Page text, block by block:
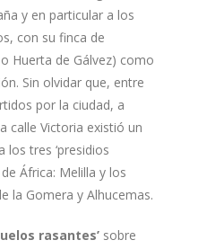
y en particular a los
con su finca de
Huerta de Gálvez) como
Sin olvidar que, entre
por la ciudad, a
calle Victoria existió un
los tres ‘presidios
África: Melilla y los
la Gomera y Alhucemas.
rasantes’ sobre